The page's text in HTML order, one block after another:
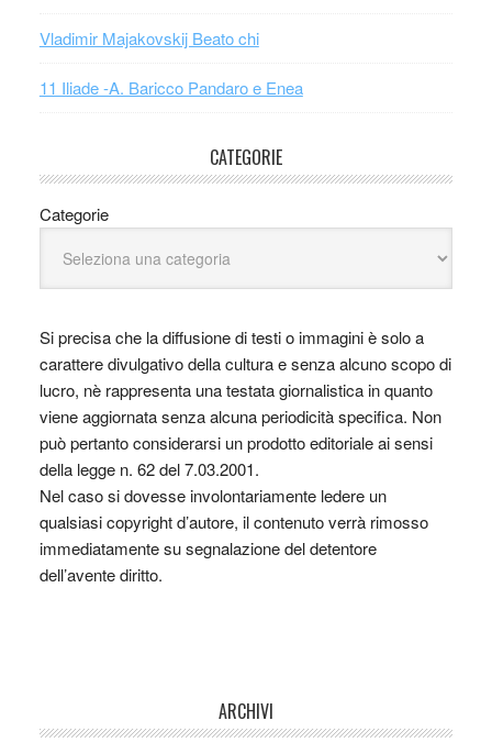
Vladimir Majakovskij Beato chi
11 Iliade -A. Baricco Pandaro e Enea
CATEGORIE
Categorie
Si precisa che la diffusione di testi o immagini è solo a
carattere divulgativo della cultura e senza alcuno scopo di
lucro, nè rappresenta una testata giornalistica in quanto
viene aggiornata senza alcuna periodicità specifica. Non
può pertanto considerarsi un prodotto editoriale ai sensi
della legge n. 62 del 7.03.2001.
Nel caso si dovesse involontariamente ledere un
qualsiasi copyright d’autore, il contenuto verrà rimosso
immediatamente su segnalazione del detentore
dell’avente diritto.
ARCHIVI